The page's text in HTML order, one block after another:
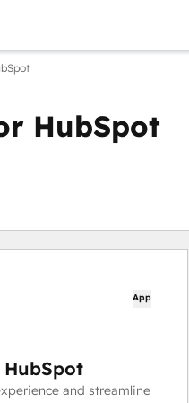
HubSpot
App
and streamline